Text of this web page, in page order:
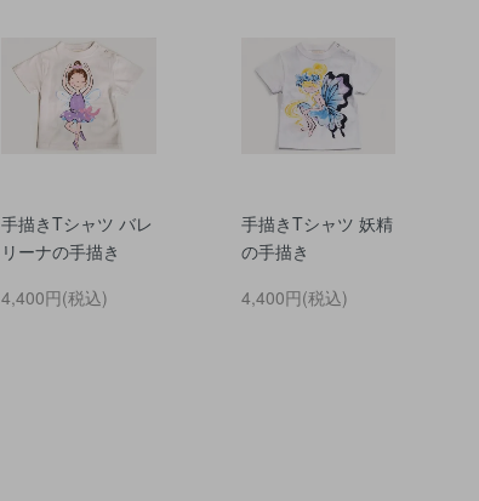
手描きTシャツ バレ
リーナの手描き
4,400円(税込)
手描きTシャツ 妖精
の手描き
4,400円(税込)